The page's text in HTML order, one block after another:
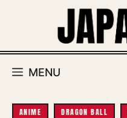
MENU
ANIME DRAGON BALL